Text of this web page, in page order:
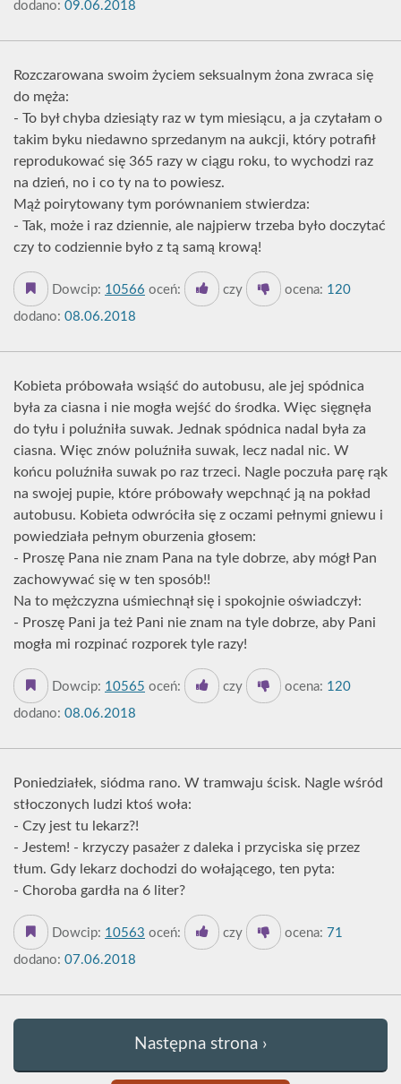
dodano: 09.06.2018
Rozczarowana swoim życiem seksualnym żona zwraca się
do męża:
- To był chyba dziesiąty raz w tym miesiącu, a ja czytałam o
takim byku niedawno sprzedanym na aukcji, który potrafił
reprodukować się 365 razy w ciągu roku, to wychodzi raz
na dzień, no i co ty na to powiesz.
Mąż poirytowany tym porównaniem stwierdza:
- Tak, może i raz dziennie, ale najpierw trzeba było doczytać
czy to codziennie było z tą samą krową!
Dowcip: 10566 oceń: czy ocena: 120
dodano: 08.06.2018
Kobieta próbowała wsiąść do autobusu, ale jej spódnica
była za ciasna i nie mogła wejść do środka. Więc sięgnęła
do tyłu i poluźniła suwak. Jednak spódnica nadal była za
ciasna. Więc znów poluźniła suwak, lecz nadal nic. W
końcu poluźniła suwak po raz trzeci. Nagle poczuła parę rąk
na swojej pupie, które próbowały wepchnąć ją na pokład
autobusu. Kobieta odwróciła się z oczami pełnymi gniewu i
powiedziała pełnym oburzenia głosem:
- Proszę Pana nie znam Pana na tyle dobrze, aby mógł Pan
zachowywać się w ten sposób!!
Na to mężczyzna uśmiechnął się i spokojnie oświadczył:
- Proszę Pani ja też Pani nie znam na tyle dobrze, aby Pani
mogła mi rozpinać rozporek tyle razy!
Dowcip: 10565 oceń: czy ocena: 120
dodano: 08.06.2018
Poniedziałek, siódma rano. W tramwaju ścisk. Nagle wśród
stłoczonych ludzi ktoś woła:
- Czy jest tu lekarz?!
- Jestem! - krzyczy pasażer z daleka i przyciska się przez
tłum. Gdy lekarz dochodzi do wołającego, ten pyta:
- Choroba gardła na 6 liter?
Dowcip: 10563 oceń: czy ocena: 71
dodano: 07.06.2018
Następna strona ›